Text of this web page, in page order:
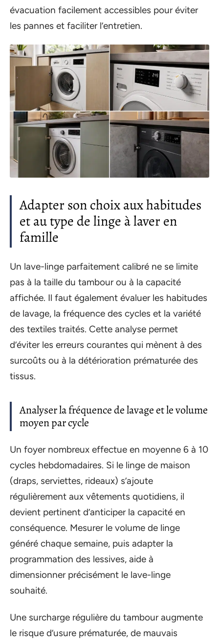
évacuation facilement accessibles pour éviter
les pannes et faciliter l’entretien.
Adapter son choix aux habitudes
et au type de linge à laver en
famille
Un lave-linge parfaitement calibré ne se limite
pas à la taille du tambour ou à la capacité
affichée. Il faut également évaluer les habitudes
de lavage, la fréquence des cycles et la variété
des textiles traités. Cette analyse permet
d’éviter les erreurs courantes qui mènent à des
surcoûts ou à la détérioration prématurée des
tissus.
Analyser la fréquence de lavage et le volume
moyen par cycle
Un foyer nombreux effectue en moyenne 6 à 10
cycles hebdomadaires. Si le linge de maison
(draps, serviettes, rideaux) s’ajoute
régulièrement aux vêtements quotidiens, il
devient pertinent d’anticiper la capacité en
conséquence. Mesurer le volume de linge
généré chaque semaine, puis adapter la
programmation des lessives, aide à
dimensionner précisément le lave-linge
souhaité.
Une surcharge régulière du tambour augmente
le risque d’usure prématurée, de mauvais